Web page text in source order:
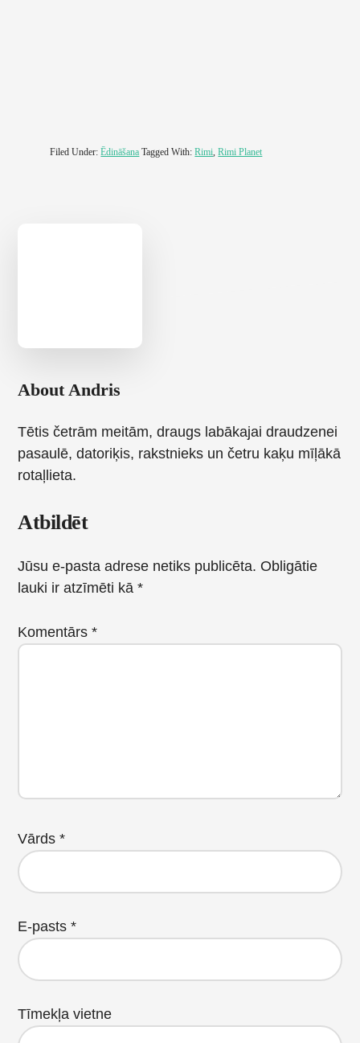
Filed Under:Ēdināšana Tagged With:Rimi,Rimi Planet
AboutAndris
Tētis četrām meitām, draugs labākajai draudzenei
pasaulē, datoriķis, rakstnieks un četru kaķu mīļākā
rotaļlieta.
Reader
Interactions
Atbildēt
Jūsu e-pasta adrese netiks publicēta. Obligātie
lauki ir atzīmēti kā*
Komentārs*
Vārds*
E-pasts*
Tīmekļa vietne